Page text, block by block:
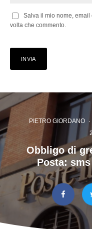
Salva il mio nome,
volta che commento.
PIETRO GIORDANO ·
Obbligo di
Posta: